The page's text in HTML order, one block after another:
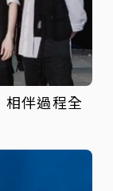
相伴過程全